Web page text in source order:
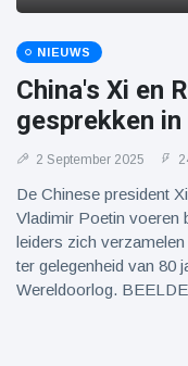
NIEUWS
China's Xi en
gesprekken in
2 September 2025
De Chinese president
Vladimir Poetin voeren
leiders zich
ter gelegenheid van 80
Wereldoorlog.